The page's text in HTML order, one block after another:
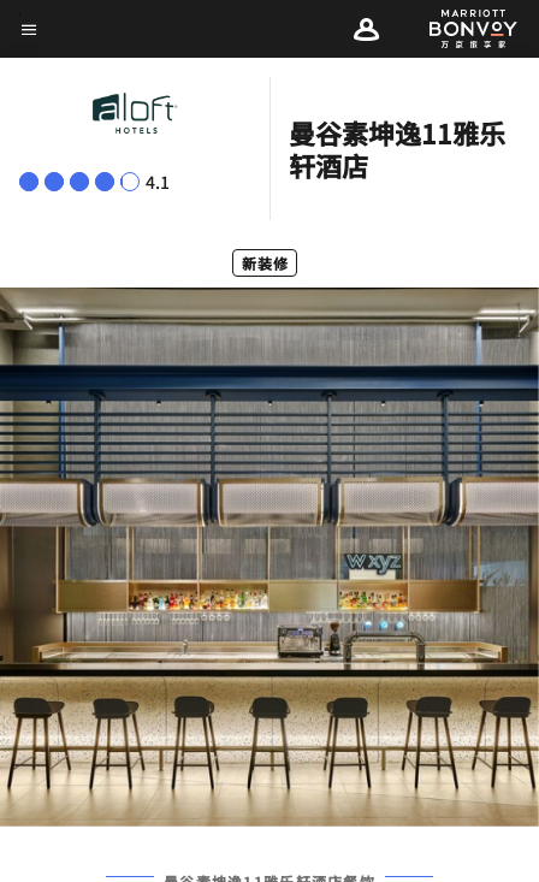
Skip
to菜单文本
4.1
曼谷素坤逸11雅乐
轩酒店
新装修